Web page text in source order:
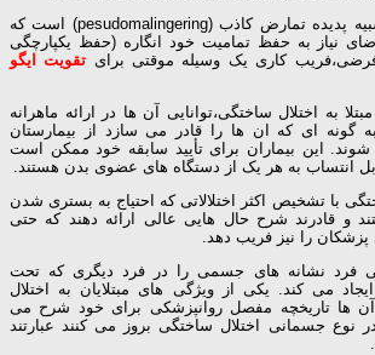
علایم روانی ساختگی شبیه پدیده تمارض کاذب (pesudomalingering) است که
نیاز به حفظ تمامیت خود انگاره (حفظ یکپارچگی
کاری یک وسیله موقتی برای تقویت ایگو
به اختلال ساختگی،توانایی آن ها در ارائه ماهرانه
گونه ای که ان ها را قادر می سازد از بیمارستان
این بیماران برای تأیید سابقه خود ممکن است
قابل انتساب به هر یک از دستگاه های عضوی بدن هستند.
با تشخیص اکثر اختلالاتی که احتیاج به بستری شدن
و قادرند شرح حال هایی عالی ارائه دهند که حتی
را نیز فریب دهد.
فرد نشانه های جسمی را در فرد دیگری که تحت
می کند. یکی از ویژگی های مبتلایان به اختلال
ها تاریخچه مفصل روانپزشکی برای خود شرح می
نوع جسمانی اختلال ساختگی بروز می کنند عبارتند